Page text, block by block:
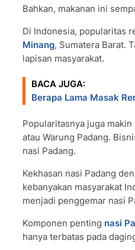
Bahkan, makanan ini
Di Indonesia, popularitas
Minang, Sumatera Barat.
lapisan masyarakat.
BACA JUGA:
Berapa Lama Masak
Popularitasnya juga
atau Warung Padang.
nasi Padang.
Kekhasan nasi Padang
kebanyakan masyarakat
menjadi penggemar nasi
Komponen penting nasi
hanya terbatas pada